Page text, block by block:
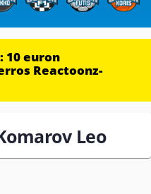
10 euron
Reactoonz-
Leo